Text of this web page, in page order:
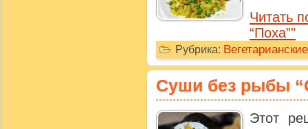
Читать
“Поха”"
Рубрика:
Суши без рыбы
Этот